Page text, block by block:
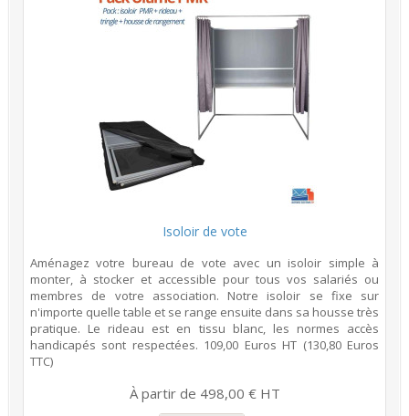
Isoloir de vote
Aménagez votre bureau de vote avec un isoloir simple à
monter, à stocker et accessible pour tous vos salariés ou
membres de votre association. Notre isoloir se fixe sur
n'importe quelle table et se range ensuite dans sa housse très
pratique. Le rideau est en tissu blanc, les normes accès
handicapés sont respectées. 109,00 Euros HT (130,80 Euros
TTC)
À partir de 498,00 € HT